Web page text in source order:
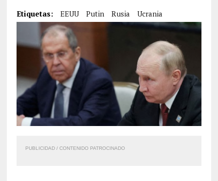
Etiquetas: EEUU Putin Rusia Ucrania
PUBLICIDAD / CONTENIDO PATROCINADO